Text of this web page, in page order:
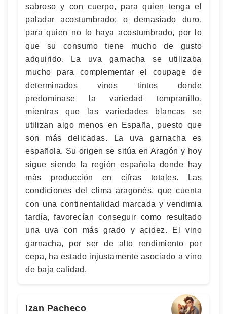
sabroso y con cuerpo, para quien tenga el
paladar acostumbrado; o demasiado duro,
para quien no lo haya acostumbrado, por lo
que su consumo tiene mucho de gusto
adquirido. La uva garnacha se utilizaba
mucho para complementar el coupage de
determinados vinos tintos donde
predominase la variedad tempranillo,
mientras que las variedades blancas se
utilizan algo menos en España, puesto que
son más delicadas. La uva garnacha es
española. Su origen se sitúa en Aragón y hoy
sigue siendo la región española donde hay
más producción en cifras totales. Las
condiciones del clima aragonés, que cuenta
con una continentalidad marcada y vendimia
tardía, favorecían conseguir como resultado
una uva con más grado y acidez. El vino
garnacha, por ser de alto rendimiento por
cepa, ha estado injustamente asociado a vino
de baja calidad.
Izan Pacheco